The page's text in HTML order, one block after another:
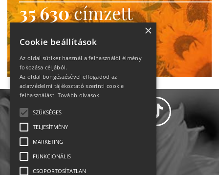
35 630címzett
heti motiváció
Ne maradj le!
×
Cookie beállítások
Az oldal sütiket használ a felhasználói élmény
fokozása céljából.
Az oldal böngészésével elfogadod az
adatvédelmi tájékoztató szerinti cookie
felhasználást. Tovább olvasok
SZÜKSÉGES
TELJESÍTMÉNY
MARKETING
FUNKCIONÁLIS
CSOPORTOSÍTATLAN